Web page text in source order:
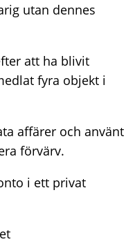
utan dennes
att ha blivit
fyra objekt i
affärer och använt
förvärv.
i ett privat